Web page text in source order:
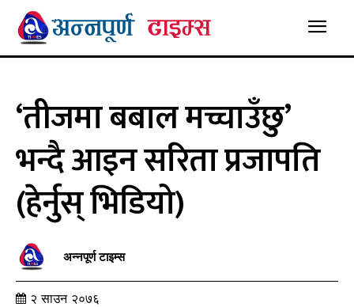
‘तीजमा बबाल मच्चाउँछु’
भन्दै आइन सरिता प्रजापति
(हेर्नुस् भिडियो)
अन्नपूर्ण टाइम्स
२ साउन २०७६